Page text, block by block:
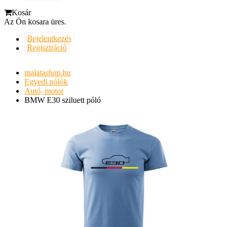
Kosár
Az Ön kosara üres.
Bejelentkezés
Regisztráció
malatashop.hu
Egyedi pólók
Autó, motor
BMW E30 sziluett póló